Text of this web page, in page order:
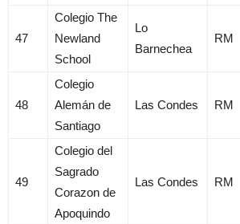
47
Colegio The
Newland
School
Lo
Barnechea
RM
48
Colegio
Alemán de
Santiago
Las Condes RM
49
Colegio del
Sagrado
Corazon de
Apoquindo
Las Condes RM